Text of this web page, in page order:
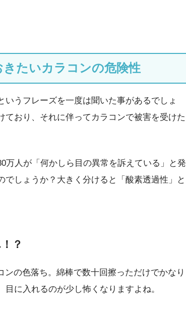
たいカラコンの危険性
うフレーズを一度は聞いた事があるでしょ
ており、それに伴ってカラコンで被害を受けた
万人が「何かしら目の異常を訴えている」と発
しょうか？大きく分けると「酸素透過性」と
？
の色落ち。綿棒で数十回擦っただけでかなり
に入れるのが少し怖くなりますよね。